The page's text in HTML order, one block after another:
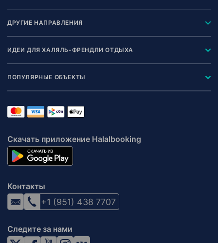
ДРУГИЕ НАПРАВЛЕНИЯ
ИДЕИ ДЛЯ ХАЛЯЛЬ-ФРЕНДЛИ ОТДЫХА
ПОПУЛЯРНЫЕ ОБЪЕКТЫ
Скачать приложение Halalbooking
Контакты
+1 (951) 438 7707
Следите за нами